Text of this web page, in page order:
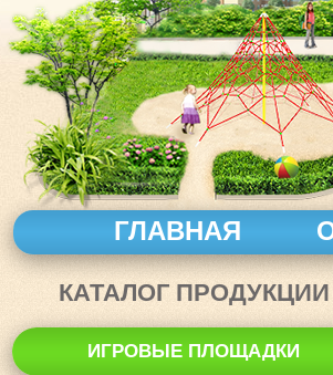
ГЛАВНАЯ
КАТАЛОГ ПРОДУКЦИИ
ИГРОВЫЕ ПЛОЩАДКИ